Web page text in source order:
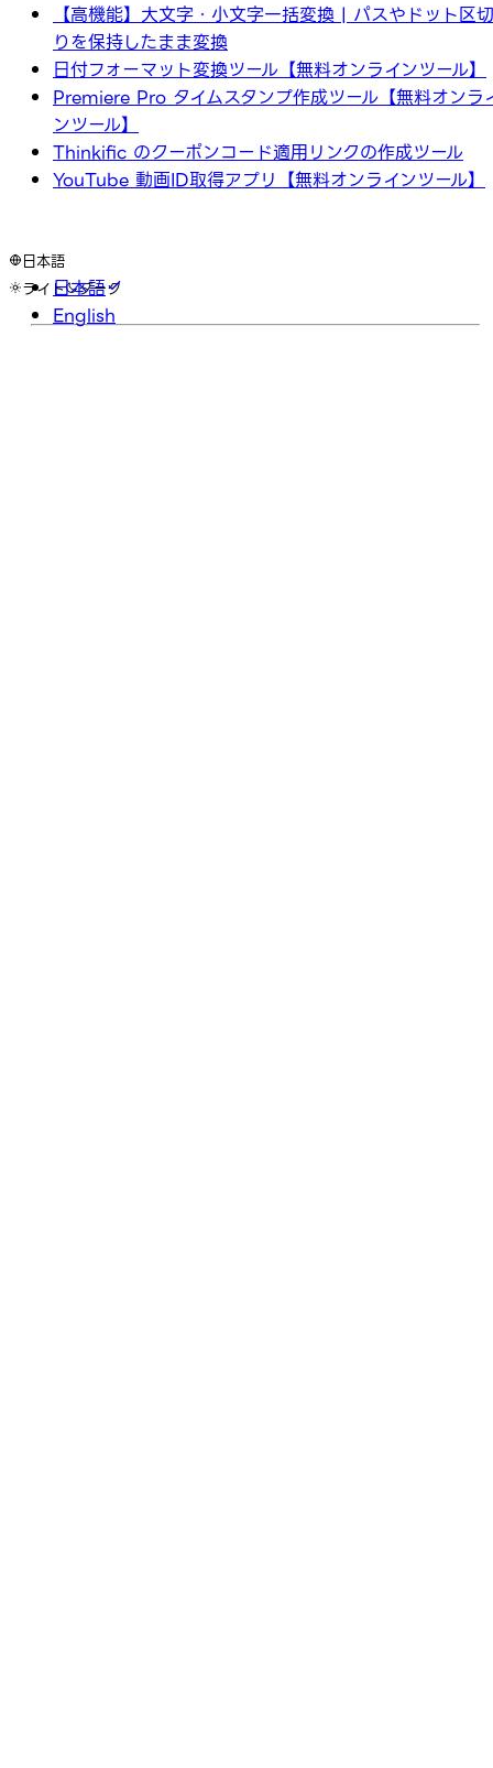
【高機能】大文字・小文字一括変換 | パスやドット区切
りを保持したまま変換
日付フォーマット変換ツール【無料オンラインツール】
Premiere Pro タイムスタンプ作成ツール【無料オンラ
ンツール】
Thinkific のクーポンコード適用リンクの作成ツール
YouTube 動画ID取得アプリ【無料オンラインツール】
日本語
日本語
English
ライト ダーク